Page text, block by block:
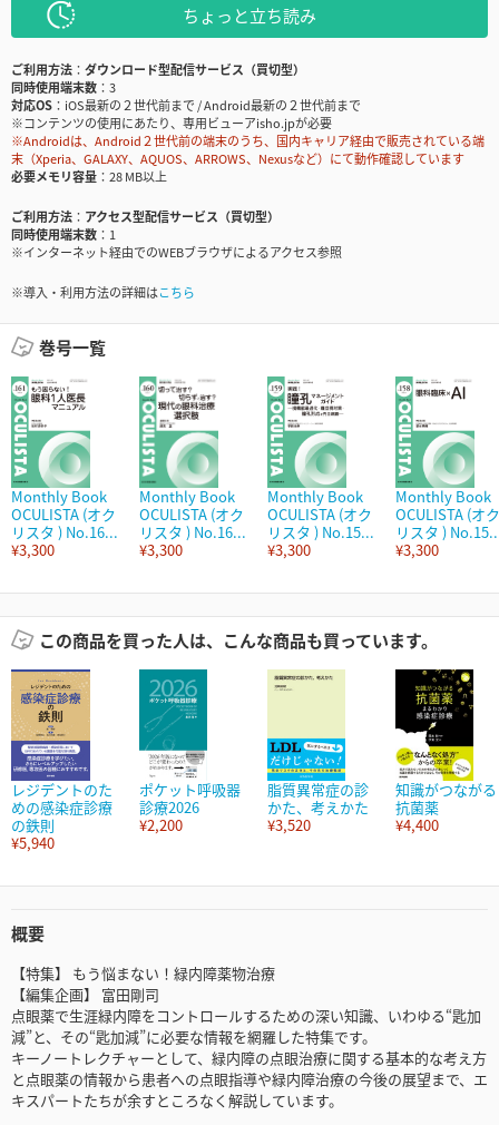
ちょっと立ち読み
ご利用方法
ダウンロード型配信サービス（買切型）
同時使用端末数
3
対応OS
iOS最新の２世代前まで / Android最新の２世代前まで
※コンテンツの使用にあたり、専用ビューアisho.jpが必要
※Androidは、Android２世代前の端末のうち、国内キャリア経由で販売されている端
末（Xperia、GALAXY、AQUOS、ARROWS、Nexusなど）にて動作確認しています
必要メモリ容量
28 MB以上
ご利用方法
アクセス型配信サービス（買切型）
同時使用端末数
1
※インターネット経由でのWEBブラウザによるアクセス参照
※導入・利用方法の詳細はこちら
巻号一覧
Monthly Book
OCULISTA (オク
リスタ ) No.16...
¥3,300
Monthly Book
OCULISTA (オク
リスタ ) No.16...
¥3,300
Monthly Book
OCULISTA (オク
リスタ ) No.15...
¥3,300
Monthly Book
OCULISTA (オク
リスタ )
¥3,300
この商品を買った人は、こんな商品も買っています。
レジデントのた
めの感染症診療
の鉄則
¥5,940
ポケット呼吸器
診療2026
¥2,200
脂質異常症の診
かた、考えかた
¥3,520
知識がつながる
抗菌薬
¥4,400
概要
【特集】 もう悩まない！緑内障薬物治療
【編集企画】 富田剛司
点眼薬で生涯緑内障をコントロールするための深い知識、いわゆる“匙加
減”と、その“匙加減”に必要な情報を網羅した特集です。
キーノートレクチャーとして、緑内障の点眼治療に関する基本的な考え方
と点眼薬の情報から患者への点眼指導や緑内障治療の今後の展望まで、エ
キスパートたちが余すところなく解説しています。